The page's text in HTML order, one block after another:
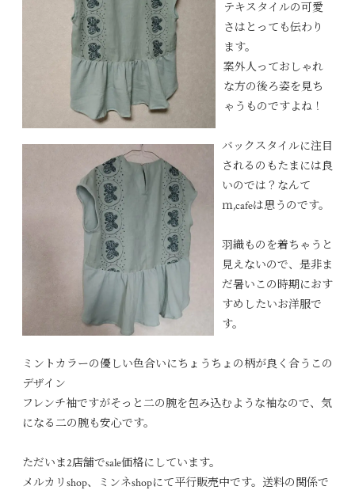
テキスタイルの可愛
さはとっても伝わり
ます。
案外人っておしゃれ
な方の後ろ姿を見ち
ゃうものですよね！
バックスタイルに注目
されるのもたまには良
いのでは？なんて
ｍ,cafeは思うのです。
羽織ものを着ちゃうと
見えないので、是非ま
だ暑いこの時期におす
すめしたいお洋服で
す。
ミントカラーの優しい色合いにちょうちょの柄が良く合うこの
デザイン
フレンチ袖ですがそっと二の腕を包み込むような袖なので、気
になる二の腕も安心です。
ただいま2店舗でsale価格にしています。
メルカリshop、ミンネshopにて平行販売中です。送料の関係で